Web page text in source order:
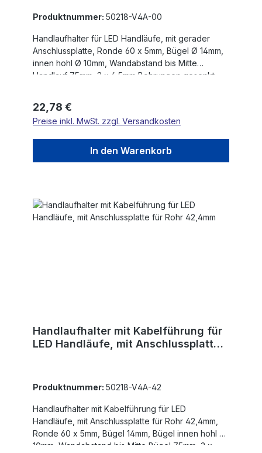
Produktnummer: 50218-V4A-00
Handlaufhalter für LED Handläufe, mit gerader
Anschlussplatte, Ronde 60 x 5mm, Bügel Ø 14mm,
innen hohl Ø 10mm, Wandabstand bis Mitte
Handlauf 75mm, 3 x 6,5mm Bohrungen gesenkt,
Regulärer Preis:
22,78 €
Preise inkl. MwSt. zzgl. Versandkosten
In den Warenkorb
Handlaufhalter mit Kabelführung für
LED Handläufe, mit Anschlussplatte
Produktnummer: 50218-V4A-42
Handlaufhalter mit Kabelführung für LED
Handläufe, mit Anschlussplatte für Rohr 42,4mm,
Ronde 60 x 5mm, Bügel 14mm, Bügel innen hohl Ø
10mm, Wandabstand bis Mitte Bügel 75mm, 3 x